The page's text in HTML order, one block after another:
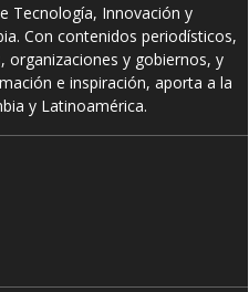
Tecnología, Innovación y
Con contenidos periodísticos,
organizaciones y gobiernos, y
e inspiración, aporta a la
y Latinoamérica.